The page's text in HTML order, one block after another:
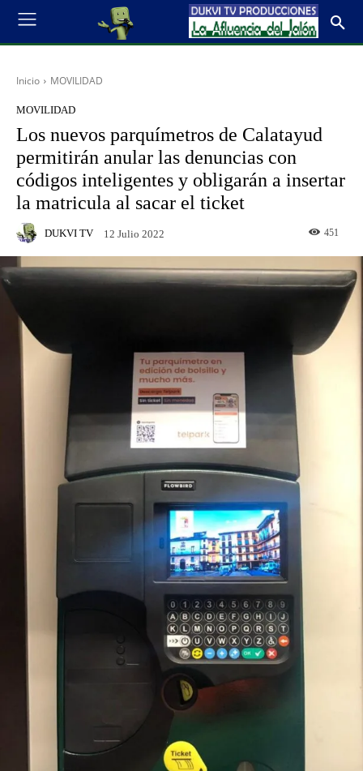
Inicio MOVILIDAD
MOVILIDAD
Los nuevos parquímetros de Calatayud
permitirán anular las denuncias con
códigos inteligentes y obligarán a insertar
la matricula al sacar el ticket
DUKVI TV 12 Julio 2022 451